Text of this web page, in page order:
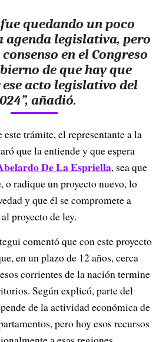
fue quedando un poco
agenda legislativa, pero
en el Congreso
de que hay que
acto legislativo del
añadió.
trámite, el representante a la
que la entiende y que espera
De La Espriella, sea que
o radique un proyecto nuevo, lo
y que él se compromete a
proyecto de ley.
comentó que con este proyecto
en un plazo de 12 años, cerca
corrientes de la nación termine
Según explicó, parte del
de la actividad económica de
pero hoy esos recursos